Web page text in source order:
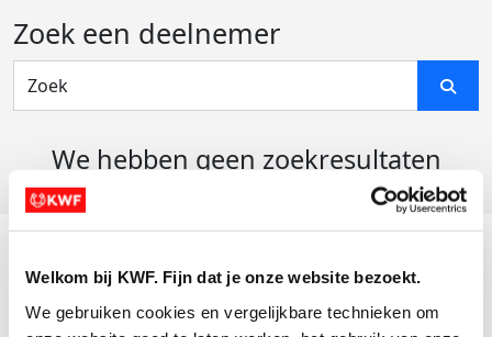
Welkom bij KWF. Fijn dat je onze website bezoekt.
We gebruiken cookies en vergelijkbare technieken om
Zoek een deelnemer
We hebben geen zoekresultaten
Actiematerialen
Evenementen